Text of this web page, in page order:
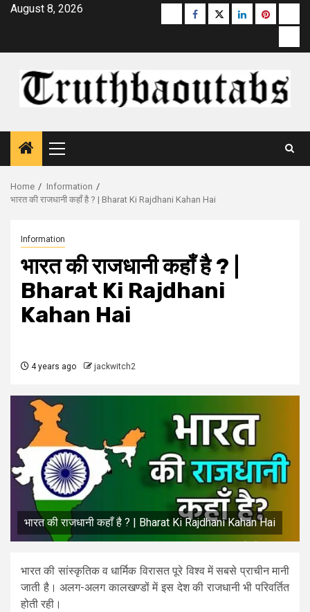
SkipAugust 8, 2026 Buzzfeed
Facebook
Twitterlinkedinpinterest
Primary
Menu
Home
Information
भारत की राजधानी कहाँ है ? | Bharat Ki Rajdhani Kahan Hai
Information
भारत की राजधानी कहाँ है ? |
Bharat Ki Rajdhani
Kahan Hai
4 years ago jackwitch2
भारत की राजधानी कहाँ है ? | Bharat Ki Rajdhani Kahan Hai
भारत की सांस्कृतिक व धार्मिक विरासत पूरे विश्व में सबसे प्राचीन मानी
जाती है। अलग-अलग कालखण्डों में इस देश की राजधानी भी परिवर्तित
होती रही।